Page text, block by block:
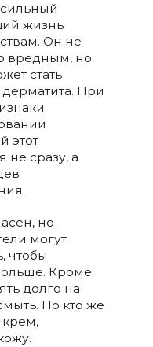
жизнь
Он не
вредным, но
стать
При
этот
не сразу, а
но
могут
чтобы
Кроме
долго на
Но кто же
крем,